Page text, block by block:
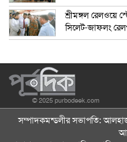
শ্রীমঙ্গল রেলওয়ে
সিলেট-জাফলং
© 2025 purbodeek.com
সম্পাদকমন্ডলীর সভাপতি: